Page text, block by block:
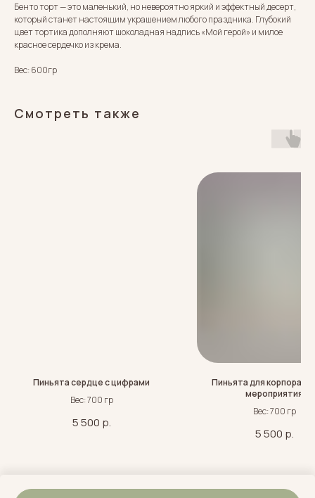
Бенто торт — это маленький, но невероятно яркий и эффектный десерт,
который станет настоящим украшением любого праздника. Глубокий
цвет тортика дополняют шоколадная надпись «Мой герой» и милое
красное сердечко из крема.
Вес: 600гр
Смотреть также
Пиньята сердце с цифрами
Вес: 700 гр
5 500 р.
Пиньята для
мероприятия
Вес: 700 гр
5 500 р.